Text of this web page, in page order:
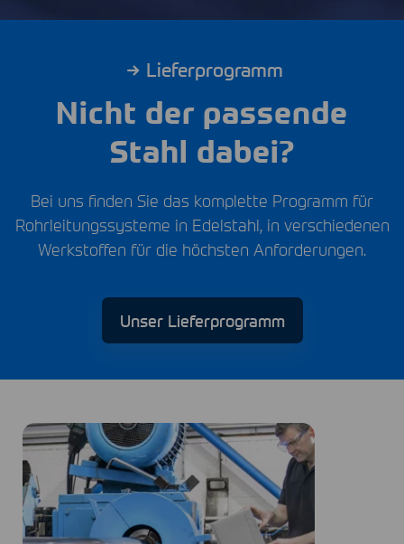
Lieferprogramm
Nicht der passende
Stahl dabei?
Bei uns finden Sie das komplette Programm für
Rohrleitungssysteme in Edelstahl, in verschiedenen
Werkstoffen für die höchsten Anforderungen.
Unser Lieferprogramm